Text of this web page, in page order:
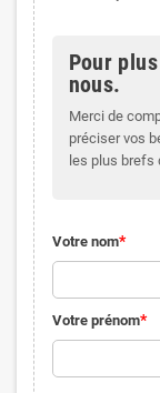
Pour
nous.
Merci de
préciser vos
les plus brefs
Votre nom
Votre prénom